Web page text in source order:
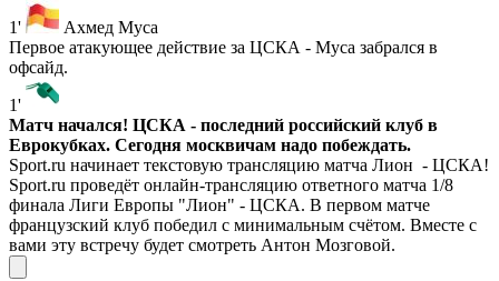
1'
Ахмед Муса
Первое атакующее действие за ЦСКА - Муса забрался в
офсайд.
1'
Матч начался! ЦСКА - последний российский клуб в
Еврокубках. Сегодня москвичам надо побеждать.
Sport.ru начинает текстовую трансляцию матча Лион - ЦСКА!
Sport.ru проведёт онлайн-трансляцию ответного матча 1/8
финала Лиги Европы "Лион" - ЦСКА. В первом матче
французский клуб победил с минимальным счётом. Вместе с
вами эту встречу будет смотреть Антон Мозговой.